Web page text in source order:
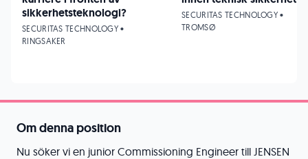
Om denna position
Nu söker vi en junior Commissioning Engineer till JENSEN
sikkerhetsteknologi?
SECURITAS TECHNOLOGY •
RINGSAKER
SECURITAS TECHNOLOGY •
TROMSØ